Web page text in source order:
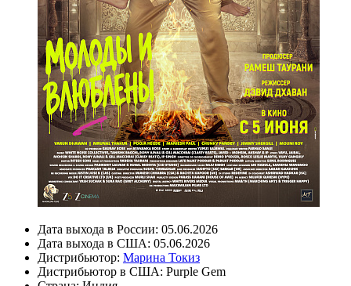
Дата выхода в России: 05.06.2026
Дата выхода в США: 05.06.2026
Дистрибьютор: Марина Токиз
Дистрибьютор в США: Purple Gem